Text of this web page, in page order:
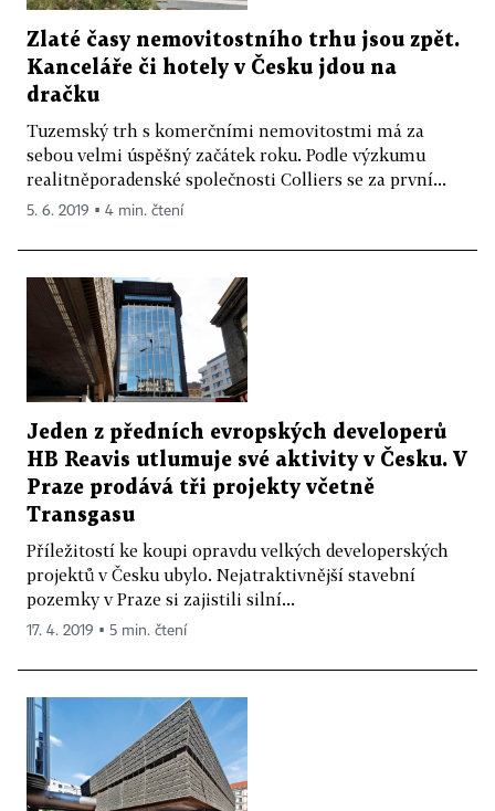
Zlaté časy nemovitostního trhu jsou zpět.
Kanceláře či hotely v Česku jdou na
dračku
Tuzemský trh s komerčními nemovitostmi má za
sebou velmi úspěšný začátek roku. Podle výzkumu
realitněporadenské společnosti Colliers se za první...
5. 6. 2019 ▪ 4 min. čtení
Jeden z předních evropských developerů
HB Reavis utlumuje své aktivity v Česku. V
Praze prodává tři projekty včetně
Transgasu
Příležitostí ke koupi opravdu velkých developerských
projektů v Česku ubylo. Nejatraktivnější stavební
pozemky v Praze si zajistili silní...
17. 4. 2019 ▪ 5 min. čtení